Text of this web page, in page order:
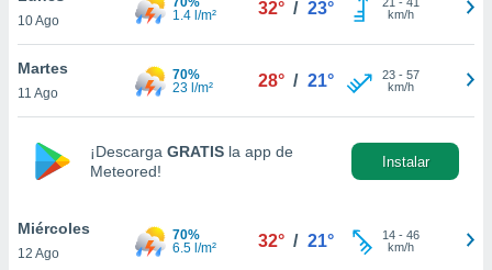
aceptar
de
10 Ago
1.4 l/m²
32° / 23°
km/h
Martes
11 Ago
70%
23 l/m²
28° / 21° 23- 57
km/h
¡Descarga GRATIS la app de
Meteored!
Instalar
Miércoles
12 Ago
70%
6.5 l/m²
32° / 21° 14- 46
km/h